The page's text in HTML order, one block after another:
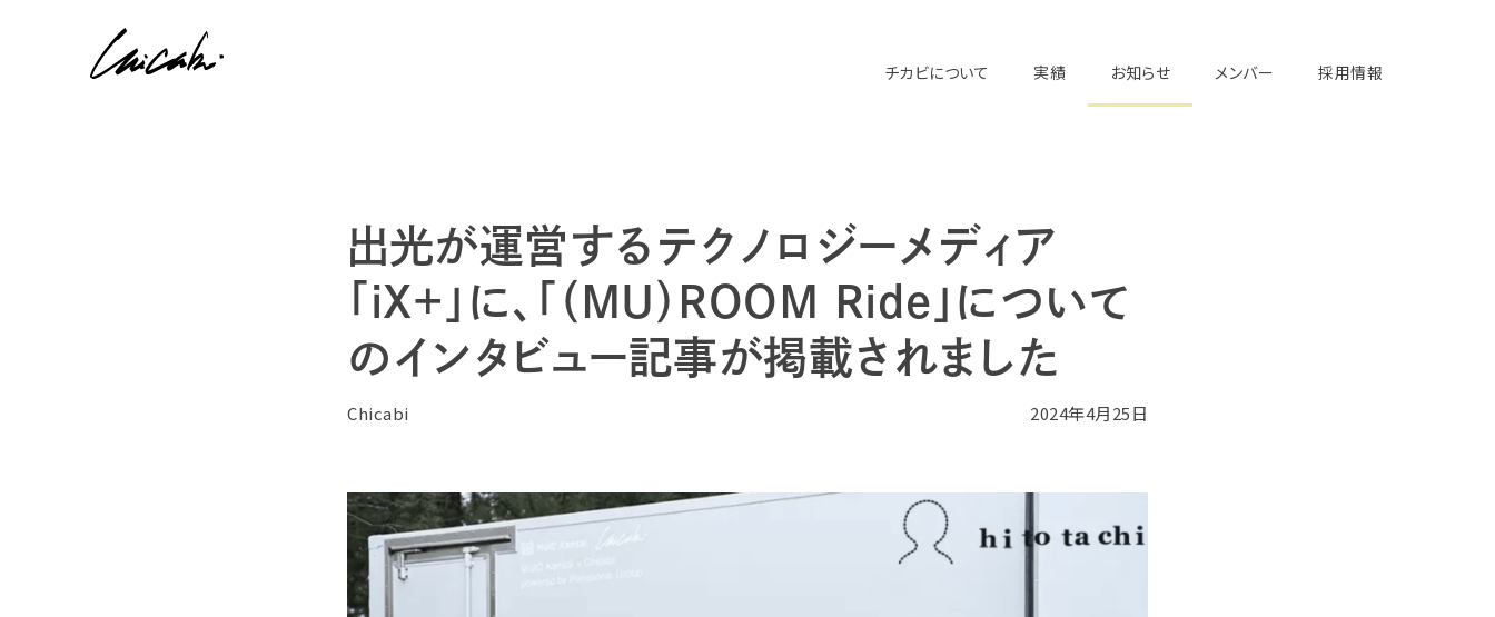
チカビについて 実績 お知らせ メンバー 採用情報
出光が運営するテクノロジーメディア
「iX+」に、「（MU）ROOM Ride」について
のインタビュー記事が掲載されました
Chicabi 2024年4月25日